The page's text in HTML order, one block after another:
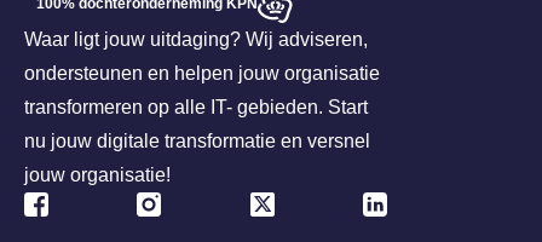
100% dochteronderneming KPN
Waar ligt jouw uitdaging? Wij adviseren,
ondersteunen en helpen jouw organisatie
transformeren op alle IT- gebieden. Start
nu jouw digitale transformatie en versnel
jouw organisatie!